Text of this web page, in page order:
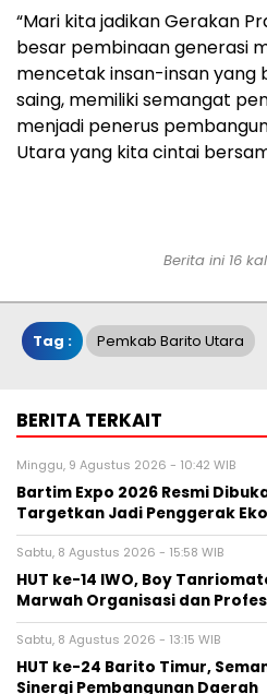
“Mari kita jadikan Gerakan
besar pembinaan generasi
mencetak insan-insan
saing, memiliki semangat
menjadi penerus
Utara yang kita cintai
Berita ini 16
Tag : Pemkab Barito Utara
BERITA TERKAIT
Minggu, 9 Agustus 2026 - 10:42 WIB
Bartim Expo 2026 Resmi
Targetkan Jadi Penggerak
Sabtu, 8 Agustus 2026 - 15:58 WIB
HUT ke-14 IWO, Boy
Marwah Organisasi dan
Sabtu, 8 Agustus 2026 - 13:15 WIB
HUT ke-24 Barito Timur,
Sinergi Pembangunan Daerah